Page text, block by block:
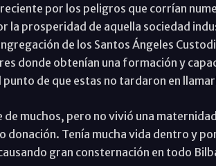
por los peligros que corrían
la prosperidad de aquella sociedad
de los Santos Ángeles
donde obtenían una formación y
punto de que estas no tardaron en
de muchos, pero no vivió una
donación. Tenía mucha vida dentro y
gran consternación en todo